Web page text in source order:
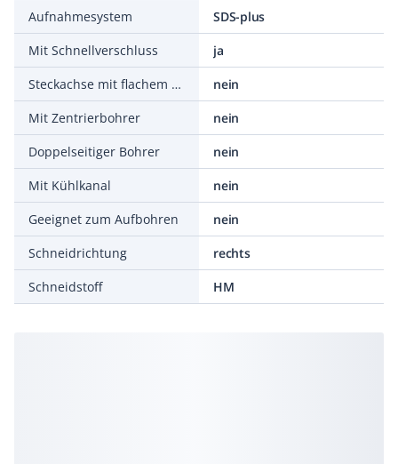
Aufnahmesystem
SDS-plus
Mit Schnellverschluss
ja
Steckachse mit flachem Ende
nein
Mit Zentrierbohrer
nein
Doppelseitiger Bohrer
nein
Mit Kühlkanal
nein
Geeignet zum Aufbohren
nein
Schneidrichtung
rechts
Schneidstoff
HM